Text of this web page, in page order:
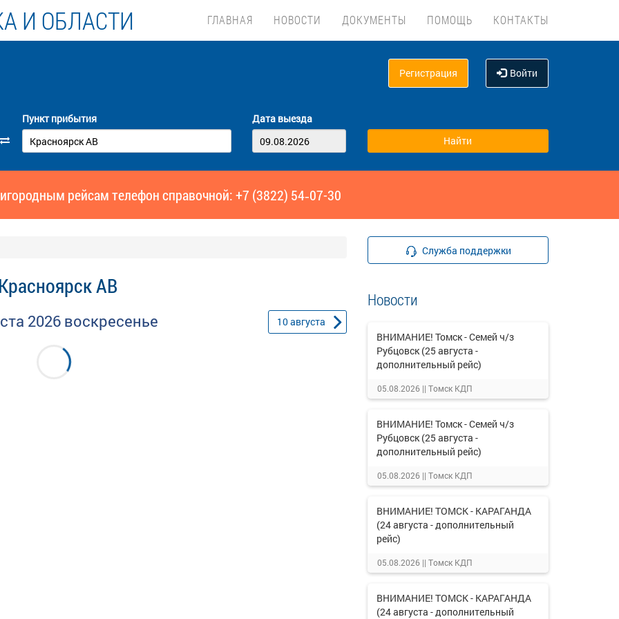
И ОБЛАСТИ ГЛАВНАЯ НОВОСТИ ДОКУМЕНТЫ ПОМОЩЬ КОНТАКТЫ
Регистрация Войти
Пункт прибытия Дата выезда
рейсам телефон справочной: +7 (3822) 54‑07-30
АВ
2026 воскресенье 10августа
Служба поддержки
Новости
ВНИМАНИЕ! Томск - Семей ч/з
Рубцовск (25 августа -
дополнительный рейс)
05.08.2026 || Томск КДП
ВНИМАНИЕ! Томск - Семей ч/з
Рубцовск (25 августа -
дополнительный рейс)
05.08.2026 || Томск КДП
ВНИМАНИЕ! ТОМСК - КАРАГАНДА
(24 августа - дополнительный
рейс)
05.08.2026 || Томск КДП
ВНИМАНИЕ! ТОМСК - КАРАГАНДА
(24 августа - дополнительный